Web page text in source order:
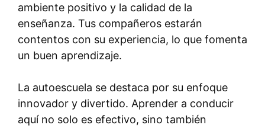
ambiente positivo y la calidad de la
enseñanza. Tus compañeros estarán
contentos con su experiencia, lo que fomenta
un buen aprendizaje.
La autoescuela se destaca por su enfoque
innovador y divertido. Aprender a conducir
aquí no solo es efectivo, sino también